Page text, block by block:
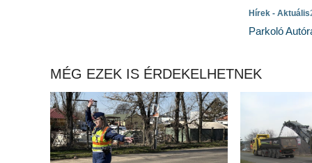
Hírek - Aktuális
Parkoló
MÉG EZEK IS ÉRDEKELHETNEK